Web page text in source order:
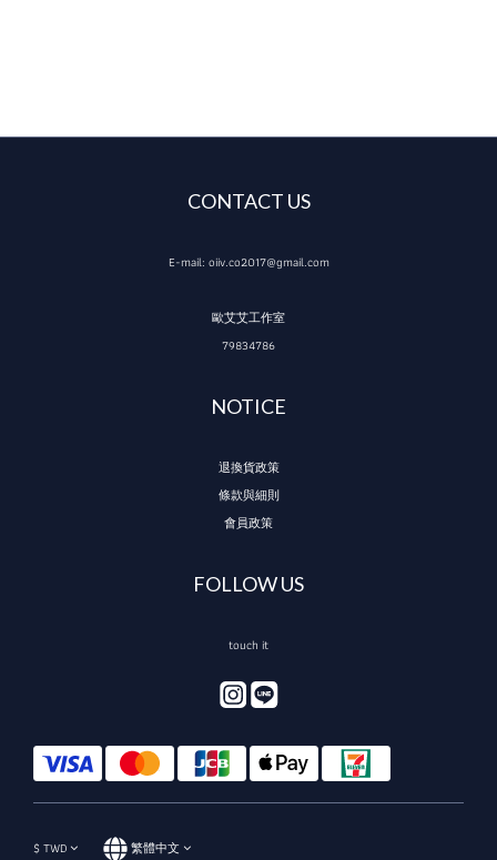
CONTACT US
E-mail: oiiv.co2017@gmail.com
歐艾艾工作室
79834786
NOTICE
退換貨政策
條款與細則
會員政策
FOLLOW US
touch it
$TWD 繁體中文